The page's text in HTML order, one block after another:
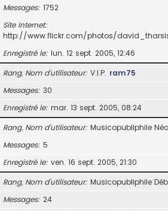
Messages 1752
Site Internet
http://www.flickr.com/photos/
Enregistré le lun. 12 sept. 2005, 12:46
Rang, Nom d’utilisateur V.I.P. ram75
Messages 30
Enregistré le mar. 13 sept. 2005, 08:24
Rang, Nom d’utilisateur Musicopubliphile
Messages 5
Enregistré le ven. 16 sept. 2005, 21:30
Rang, Nom d’utilisateur Musicopubliphile
Messages 24